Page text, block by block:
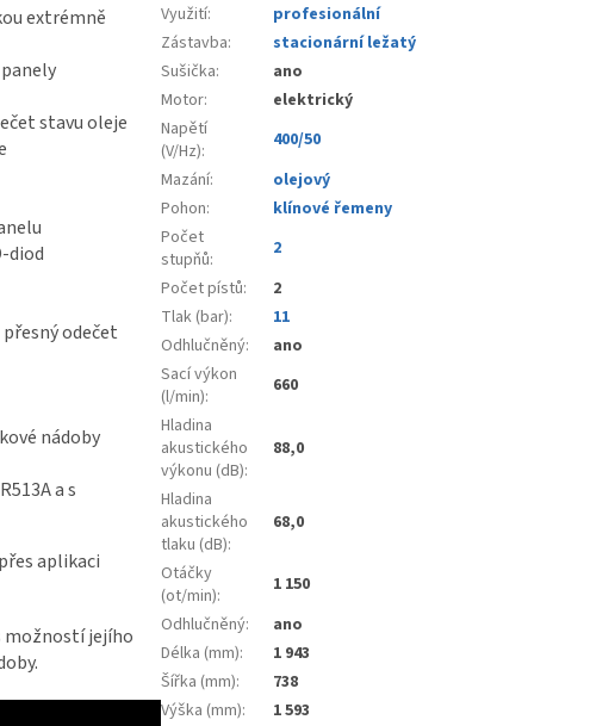
extrémně
stavu oleje
diod
odečet
nádoby
a s
aplikaci
možností jejího
Využití:
profesionální
Zástavba:
stacionární ležatý
Sušička:
ano
Motor:
elektrický
Napětí
(V/Hz):
400/50
Mazání:
olejový
Pohon:
klínové řemeny
Počet
stupňů:
2
Počet pístů:
2
Tlak (bar):
11
Odhlučněný:
ano
Sací výkon
(l/min):
660
Hladina
akustického
výkonu (dB):
88,0
Hladina
akustického
tlaku (dB):
68,0
Otáčky
(ot/min):
1 150
Odhlučněný:
ano
Délka (mm):
1 943
Šířka (mm):
738
Výška (mm):
1 593